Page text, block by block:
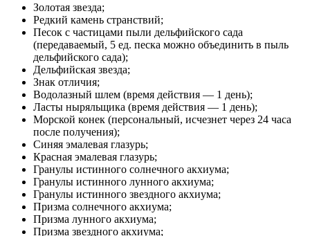
Золотая звезда;
Редкий камень странствий;
Песок с частицами пыли дельфийского сада
(передаваемый, 5 ед. песка можно объединить в пыль
дельфийского сада);
Дельфийская звезда;
Знак отличия;
Водолазный шлем (время действия — 1 день);
Ласты ныряльщика (время действия — 1 день);
Морской конек (персональный, исчезнет через 24 часа
после получения);
Синяя эмалевая глазурь;
Красная эмалевая глазурь;
Гранулы истинного солнечного акхиума;
Гранулы истинного лунного акхиума;
Гранулы истинного звездного акхиума;
Призма солнечного акхиума;
Призма лунного акхиума;
Призма звездного акхиума;